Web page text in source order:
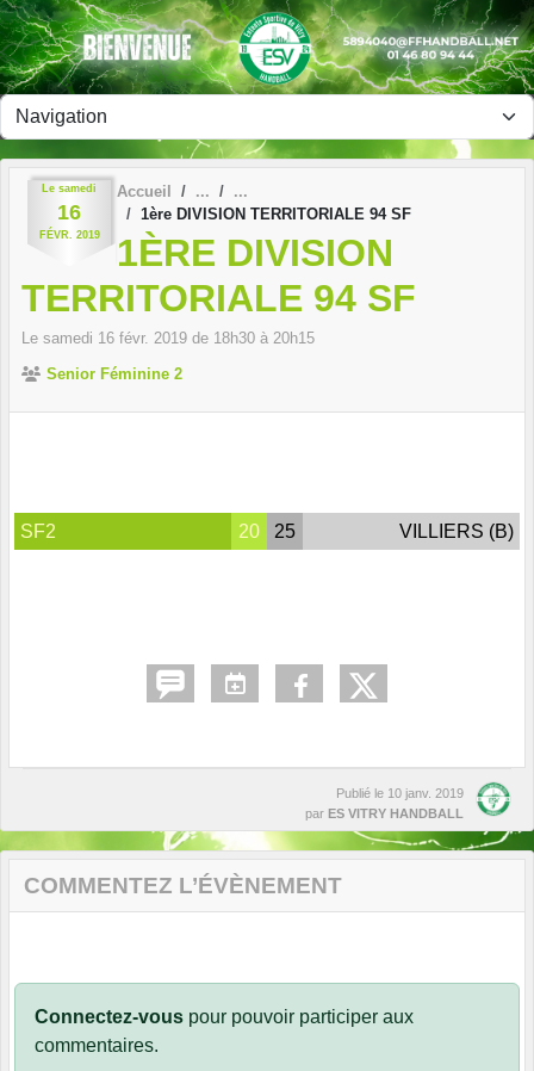
Le samedi
16
FÉVR. 2019
Accueil
1ère DIVISION TERRITORIALE 94 SF
1ÈRE DIVISION
TERRITORIALE 94 SF
Le samedi 16 févr. 2019 de 18h30 à 20h15
Senior Féminine 2
SF2 20 25 VILLIERS (B)
Publié le 10 janv. 2019
par ES VITRY HANDBALL
COMMENTEZ L’ÉVÈNEMENT
Connectez-vous pour pouvoir participer aux
commentaires.
Panneau de gestion des cookies